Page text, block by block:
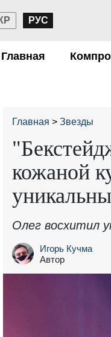
РУС
Главная
Главная Звезды
кожаной
Олег восхитил
Игорь Кучма
Автор